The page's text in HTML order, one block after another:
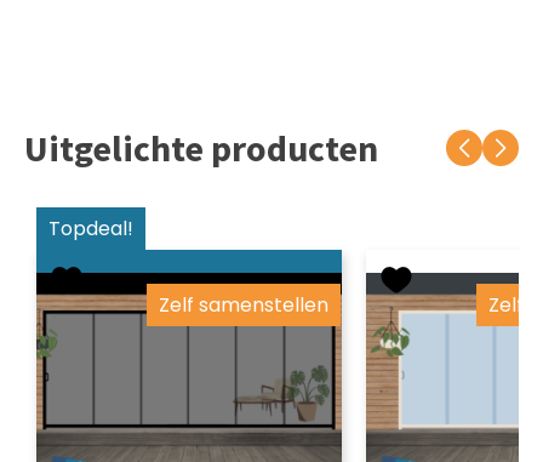
Uitgelichte producten
Zelf samenstellen
Topdeal!
Zelf